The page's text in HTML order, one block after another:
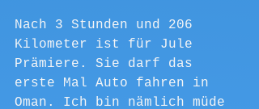
Nach 3 Stunden und 206
Kilometer ist für Jule
Prämiere. Sie darf das
erste Mal Auto fahren in
Oman. Ich bin nämlich müde